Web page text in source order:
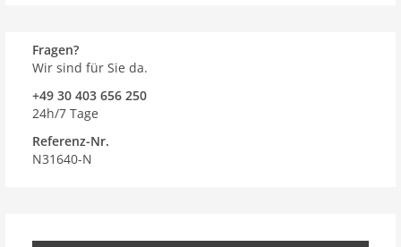
Fragen?
Wir sind für Sie da.
+49 30 403 656 250
24h/7 Tage
Referenz-Nr.
N31640-N